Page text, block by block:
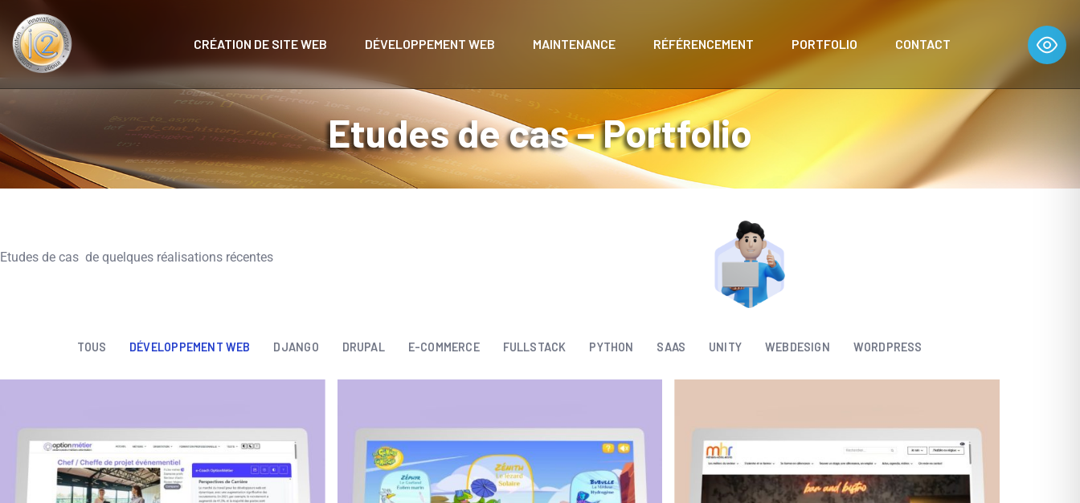
CRÉATION DE SITE WEB DÉVELOPPEMENT WEB MAINTENANCE RÉFÉRENCEMENT PORTFOLIO CONTACT
Etudes de cas – Portfolio
Etudes de cas de quelques réalisations récentes
TOUS DÉVELOPPEMENT WEB DJANGO DRUPAL E-COMMERCE FULLSTACK PYTHON SAAS UNITY WEBDESIGN WORDPRESS
DÉVELOPPEMENT WEB